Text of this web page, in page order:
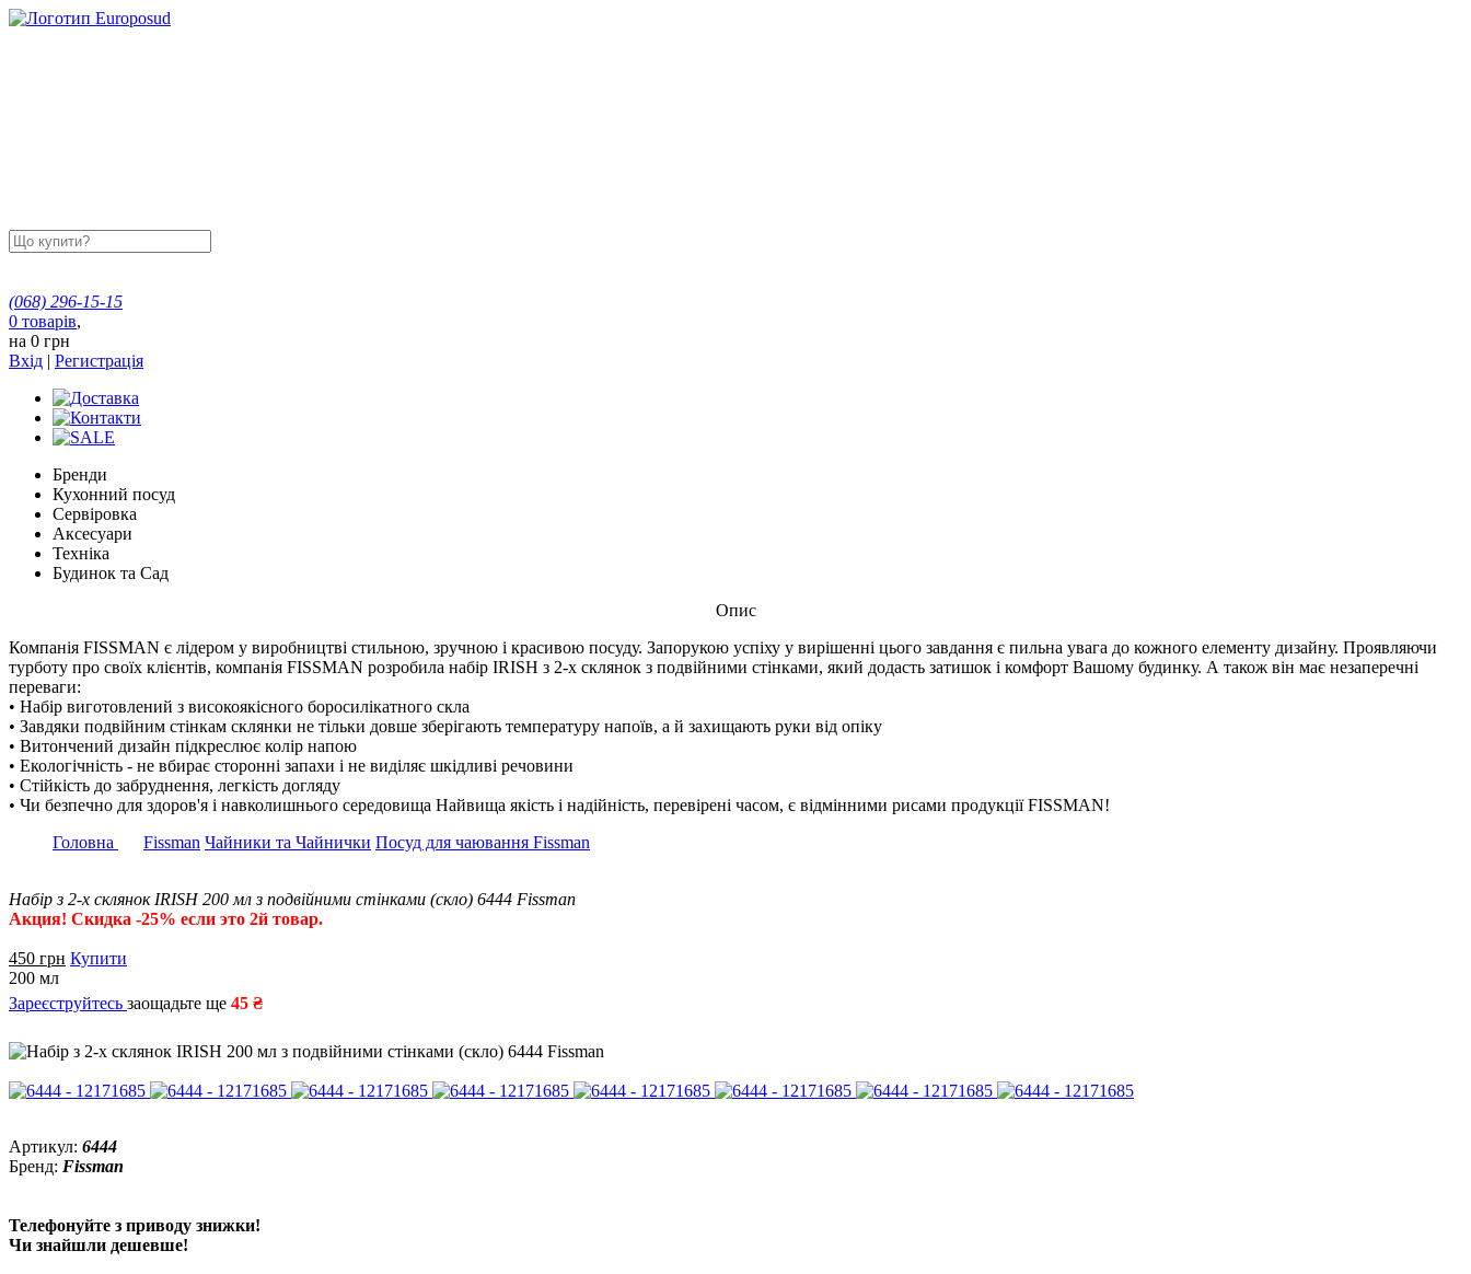
(068) 296-15-15
0 товарів,
на 0 грн
Вхід | Регистрація
Бренди
Кухонний посуд
Сервіровка
Аксесуари
Техніка
Будинок та Сад
Опис
Компанія FISSMAN є лідером у виробництві стильною, зручною і красивою посуду. Запорукою успіху у вирішенні цього завдання є пильна увага до кожного елементу дизайну. Проявляючи
турботу про своїх клієнтів, компанія FISSMAN розробила набір IRISH з 2-х склянок з подвійними стінками, який додасть затишок і комфорт Вашому будинку. А також він має незаперечні
переваги:
• Набір виготовлений з високоякісного боросилікатного скла
• Завдяки подвійним стінкам склянки не тільки довше зберігають температуру напоїв, а й захищають руки від опіку
• Витончений дизайн підкреслює колір напою
• Екологічність - не вбирає сторонні запахи і не виділяє шкідливі речовини
• Стійкість до забруднення, легкість догляду
• Чи безпечно для здоров'я і навколишнього середовища Найвища якість і надійність, перевірені часом, є відмінними рисами продукції FISSMAN!
Головна
Fissman Чайники та Чайнички Посуд для чаювання Fissman
Набір з 2-х склянок IRISH 200 мл з подвійними стінками (скло) 6444 Fissman
Акция! Скидка -25% если это 2й товар.
450 грн Купити
200 мл
Зареєструйтесь заощадьте ще 45 ₴
Артикул: 6444
Бренд: Fissman
Телефонуйте з приводу знижки!
Чи знайшли дешевше!